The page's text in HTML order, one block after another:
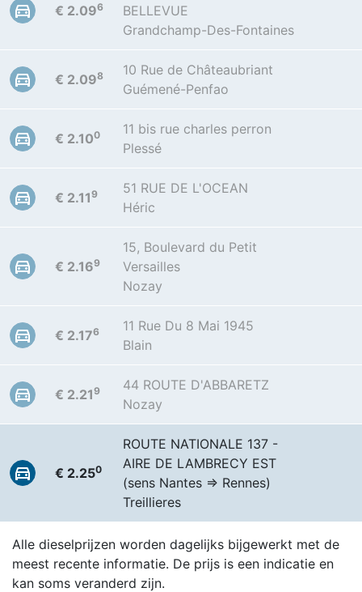
€ 2.096
BELLEVUE
Grandchamp-Des-Fontaines
€ 2.098
10 Rue de Châteaubriant
Guémené-Penfao
€ 2.100
11 bis rue charles perron
Plessé
€ 2.119
51 RUE DE L'OCEAN
Héric
€ 2.169
15, Boulevard du Petit
Versailles
Nozay
€ 2.176
11 Rue Du 8 Mai 1945
Blain
€ 2.219
44 ROUTE D'ABBARETZ
Nozay
€ 2.250
ROUTE NATIONALE 137 -
AIRE DE LAMBRECY EST
(sens Nantes => Rennes)
Treillieres
Alle dieselprijzen worden dagelijks bijgewerkt met de
meest recente informatie. De prijs is een indicatie en
kan soms veranderd zijn.